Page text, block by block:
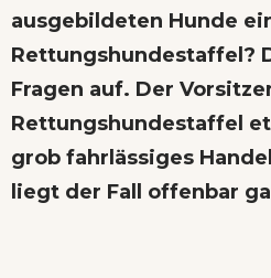
ausgebildeten Hunde
Rettungshundestaffel?
Fragen auf. Der
Rettungshundestaffel
grob fahrlässiges
liegt der Fall offenbar